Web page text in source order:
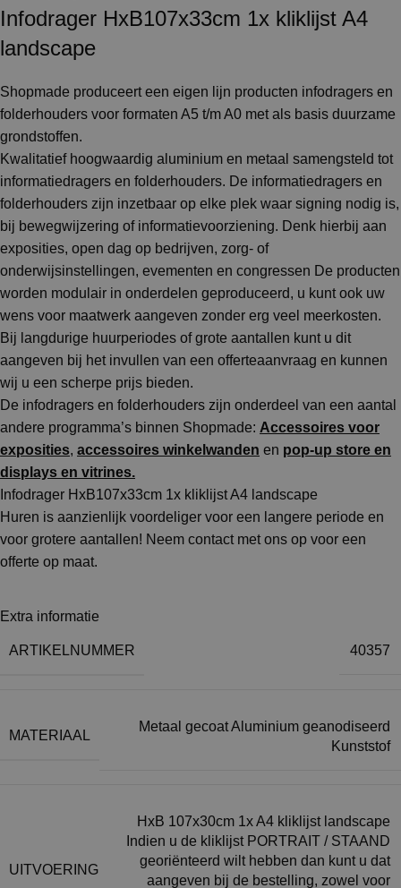
Infodrager HxB107x33cm 1x kliklijst A4
landscape
Shopmade produceert een eigen lijn producten infodragers en
folderhouders voor formaten A5 t/m A0 met als basis duurzame
grondstoffen.
Kwalitatief hoogwaardig aluminium en metaal samengsteld tot
informatiedragers en folderhouders. De informatiedragers en
folderhouders zijn inzetbaar op elke plek waar signing nodig is,
bij bewegwijzering of informatievoorziening. Denk hierbij aan
exposities, open dag op bedrijven, zorg- of
onderwijsinstellingen, evementen en congressen De producten
worden modulair in onderdelen geproduceerd, u kunt ook uw
wens voor maatwerk aangeven zonder erg veel meerkosten.
Bij langdurige huurperiodes of grote aantallen kunt u dit
aangeven bij het invullen van een offerteaanvraag en kunnen
wij u een scherpe prijs bieden.
De infodragers en folderhouders zijn onderdeel van een aantal
andere programma’s binnen Shopmade: Accessoires voor
exposities, accessoires winkelwanden en pop-up store en
displays en vitrines.
Infodrager HxB107x33cm 1x kliklijst A4 landscape
Huren is aanzienlijk voordeliger voor een langere periode en
voor grotere aantallen! Neem contact met ons op voor een
offerte op maat.
Extra informatie
ARTIKELNUMMER 40357
MATERIAAL
Metaal gecoat Aluminium geanodiseerd
Kunststof
UITVOERING
HxB 107x30cm 1x A4 kliklijst landscape
Indien u de kliklijst PORTRAIT / STAAND
georiënteerd wilt hebben dan kunt u dat
aangeven bij de bestelling, zowel voor